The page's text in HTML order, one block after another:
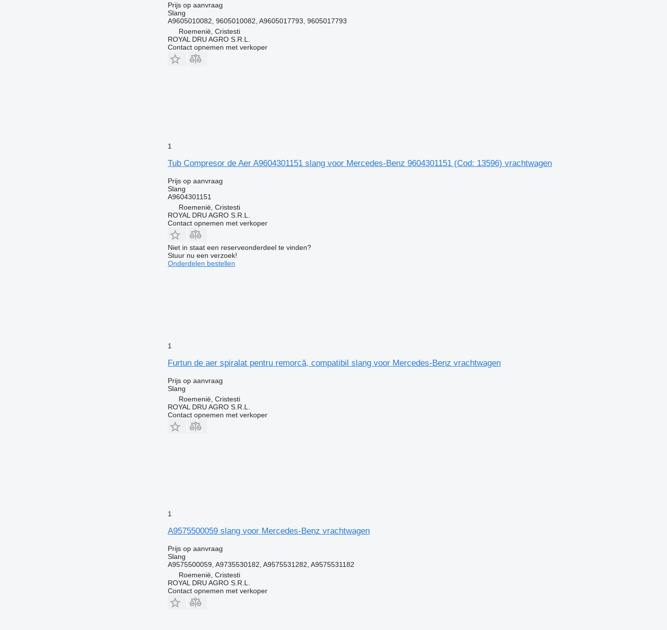
Prijs op aanvraag
Slang
A9605010082, 9605010082, A9605017793, 9605017793
Roemenië, Cristesti
ROYAL DRU AGRO S.R.L.
Contact opnemen met verkoper
1
Tub Compresor de Aer A9604301151 slang voor Mercedes-Benz 9604301151 (Cod: 13596) vrachtwagen
Prijs op aanvraag
Slang
A9604301151
Roemenië, Cristesti
ROYAL DRU AGRO S.R.L.
Contact opnemen met verkoper
Niet in staat een reserveonderdeel te vinden?
Stuur nu een verzoek!
Onderdelen bestellen
1
Furtun de aer spiralat pentru remorcă, compatibil slang voor Mercedes-Benz vrachtwagen
Prijs op aanvraag
Slang
Roemenië, Cristesti
ROYAL DRU AGRO S.R.L.
Contact opnemen met verkoper
1
A9575500059 slang voor Mercedes-Benz vrachtwagen
Prijs op aanvraag
Slang
A9575500059, A9735530182, A9575531282, A9575531182
Roemenië, Cristesti
ROYAL DRU AGRO S.R.L.
Contact opnemen met verkoper